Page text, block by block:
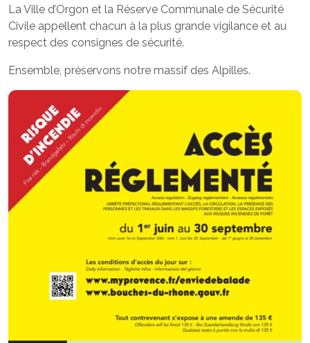
La Ville d’Orgon et la Réserve Communale de Sécurité
Civile appellent chacun à la plus grande vigilance et au
respect des consignes de sécurité.
Ensemble, préservons notre massif des Alpilles.